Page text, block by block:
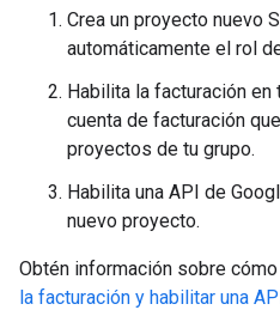
Crea un proyecto nuevo
automáticamente el rol
Habilita la facturación
cuenta de facturación
proyectos de tu grupo.
Habilita una API de
nuevo proyecto.
Obtén información sobre cómo
la facturación y habilitar una